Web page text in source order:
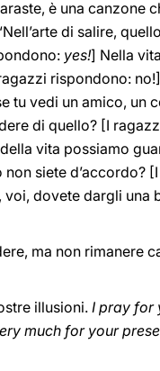
è una canzone
di salire,
yes!] Nella
rispondono:
tu vedi un amico, un
di quello? [I
vita possiamo
siete d’accordo?
voi, dovete dargli una
ma non rimanere
illusioni. I pray for
much for your